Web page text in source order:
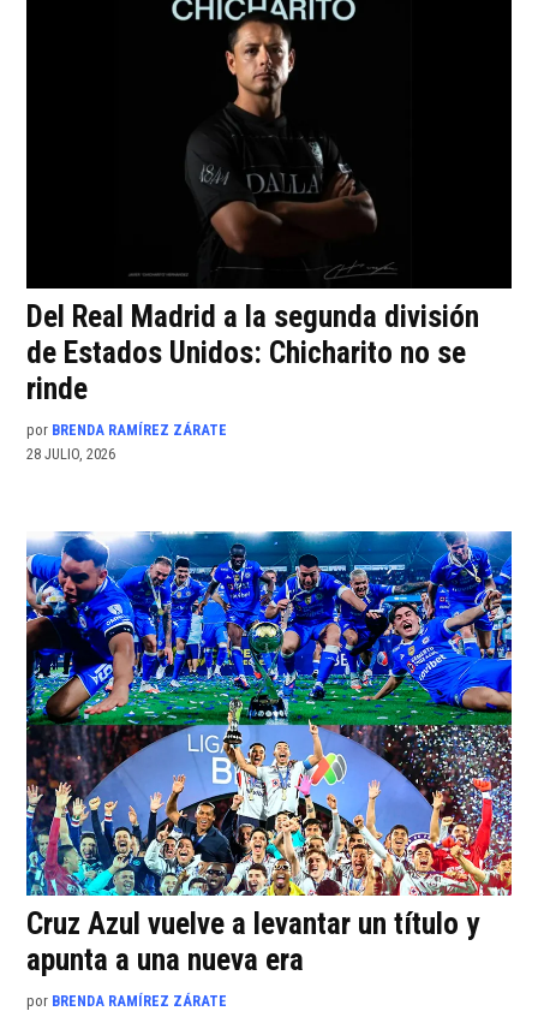
Del Real Madrid a la segunda división
de Estados Unidos: Chicharito no se
rinde
por BRENDA RAMÍREZ ZÁRATE
28 JULIO, 2026
Cruz Azul vuelve a levantar un título y
apunta a una nueva era
por BRENDA RAMÍREZ ZÁRATE